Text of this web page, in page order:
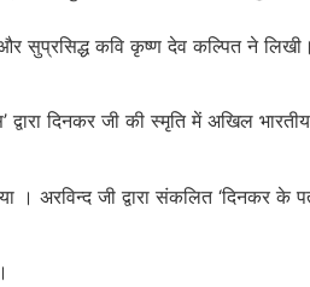
सुप्रसिद्ध कवि कृष्ण देव कल्पित ने
द्वारा दिनकर जी की स्मृति में अखिल
अरविन्द जी द्वारा संकलित ‘दिनकर के